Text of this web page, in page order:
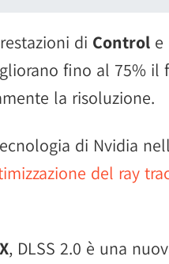
di Control e
fino al 75% il
la risoluzione.
di Nvidia
del ray
, DLSS 2.0 è una